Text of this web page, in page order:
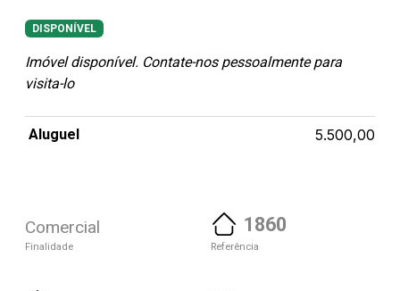
DISPONÍVEL
Imóvel disponível. Contate-nos pessoalmente para
visita-lo
Aluguel 5.500,00
Comercial
Finalidade
1860
Referência